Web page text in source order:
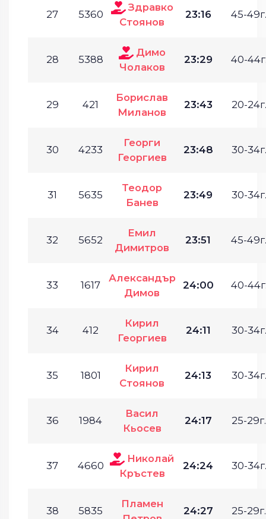
27 5360
Здравко
Стоянов
23:16 45-49г.
28 5388
Димо
Чолаков
23:29 40-
29 421
Борислав
Миланов
23:43 20-24г.
30 4233
Георги
Георгиев
23:48 30-34г.
31 5635
Теодор
Банев
23:49 30-34г.
32 5652
Емил
Димитров
23:51 45-49г.
33 1617
Александър
Димов
24:00 40-
34 412
Кирил
Георгиев
24:11 30-34г.
35 1801
Кирил
Стоянов
24:13 30-34г.
36 1984
Васил
Кьосев
24:17 25-29г.
37 4660
Николай
Кръстев
24:24 30-34г.
38 5835
Пламен
24:27 25-29г.